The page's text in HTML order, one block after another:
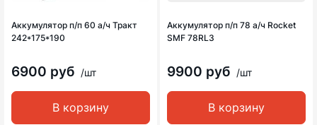
Аккумулятор п/п 60 а/ч Тракт
242*175*190
6900 руб /шт
В корзину
Аккумулятор п/п 78 а/ч Rocket
SMF 78RL3
9900 руб /шт
В корзину